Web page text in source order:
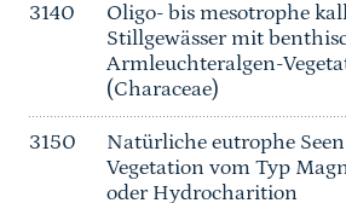
3140
Oligo- bis mesotrophe
Stillgewässer mit
Armleuchteralgen-
(Characeae)
3150
Natürliche eutrophe
Vegetation vom Typ
oder Hydrocharition